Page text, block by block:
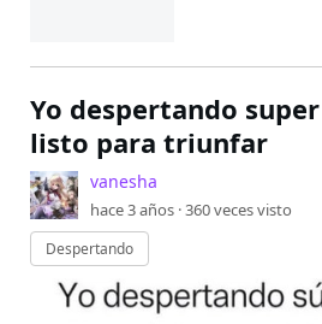
Yo despertando
listo para triunfar
vanesha
hace 3 años ·360veces visto
Despertando